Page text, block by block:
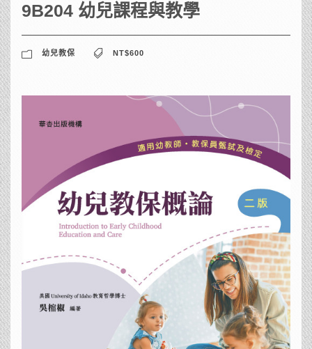
9B204 幼兒課程與教學
幼兒教保 NT$600